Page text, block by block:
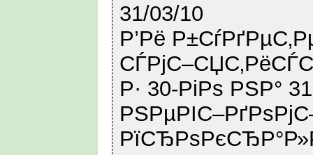
31/03/10
Р’Рё
Р· 30-РіРѕ РЅР°